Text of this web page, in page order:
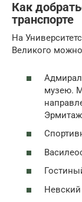
Как
транспорте
На
Великого
музею.
Невский